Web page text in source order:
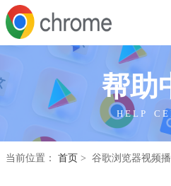
帮助
H E L P C E
当前位置： 首页 > 谷歌浏览器视频